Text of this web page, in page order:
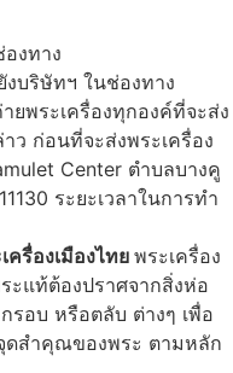
งทาง
งบริษัทฯ ในช่องทาง
ยพระเครื่องทุกองค์ที่จะส่ง
ว ก่อนที่จะส่งพระเครื่อง
Center ตำบลบางคู
ระยะเวลาในการทำ
ครื่องเมืองไทย พระเครื่อง
ะแท้ต้องปราศจากสิ่งห่อ
อบ หรือตลับ ต่างๆ เพื่อ
ดสำคุณของพระ ตามหลัก